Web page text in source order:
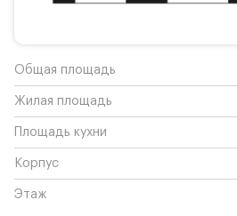
Общая площадь
Жилая площадь
Площадь кухни
Корпус
Этаж